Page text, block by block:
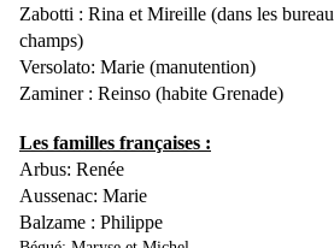
Zabotti : Rina et Mireille (dans les
champs)
Versolato: Marie (manutention)
Zaminer : Reinso (habite Grenade)
Les familles françaises :
Arbus: Renée
Aussenac: Marie
Balzame : Philippe